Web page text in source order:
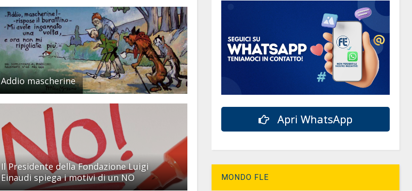
Addio mascherine
Il Presidente della Fondazione Luigi
Einaudi spiega i motivi di un NO
Apri WhatsApp
MONDO FLE